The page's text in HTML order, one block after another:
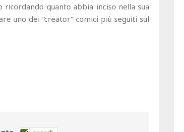
ricordando quanto abbia inciso nella sua
uno dei “creator” comici più seguiti sul